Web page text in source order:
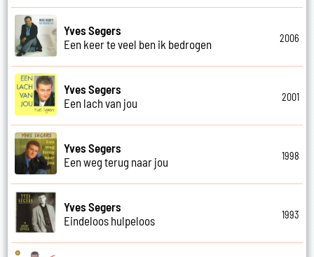
Yves Segers
Een keer te veel ben ik bedrogen
2006
Yves Segers
Een lach van jou
2001
Yves Segers
Een weg terug naar jou
1998
Yves Segers
Eindeloos hulpeloos
1993